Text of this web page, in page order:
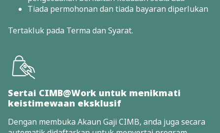
Tiada permohonan dan tiada bayaran diperlukan
Tertakluk pada Terma dan Syarat.
Sertai CIMB@Work untuk menikmati
keistimewaan eksklusif
Dengan membuka Akaun Gaji CIMB, anda juga secara